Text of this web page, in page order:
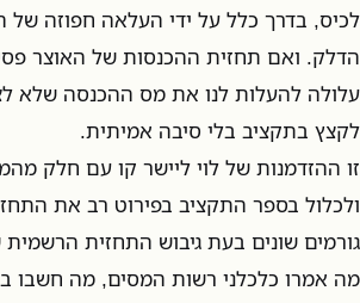
לכיס, בדרך כלל על ידי העלאה חפוזה
הדלק. ואם תחזית ההכנסות של האוצר
עלולה להעלות לנו את מס ההכנסה שלא
לקצץ בתקציב בלי סיבה אמיתית.
זו ההזדמנות של לוי ליישר קו עם חלק
ולכלול בספר התקציב בפירוט רב את
גורמים שונים בעת גיבוש התחזית
מה אמרו כלכלני רשות המסים, מה חשבו